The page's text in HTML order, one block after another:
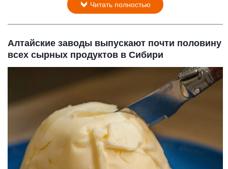
Читать полностью
Алтайские заводы выпускают почти половину
всех сырных продуктов в Сибири